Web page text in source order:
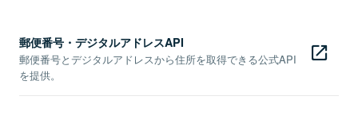
郵便番号・デジタルアドレスAPI
郵便番号とデジタルアドレスから住所を取得できる公式API
を提供。